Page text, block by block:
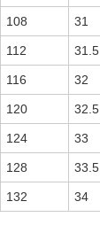
108 31
112 31.5
116 32
120 32.5
124 33
128 33.5
132 34